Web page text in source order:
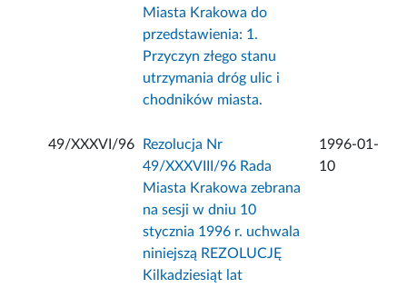
Miasta Krakowa do
przedstawienia: 1.
Przyczyn złego stanu
utrzymania dróg ulic i
chodników miasta.
49/XXXVI/96
Rezolucja Nr
49/XXXVIII/96 Rada
Miasta Krakowa zebrana
na sesji w dniu 10
stycznia 1996 r. uchwala
niniejszą REZOLUCJĘ
Kilkadziesiąt lat
1996-01-
10